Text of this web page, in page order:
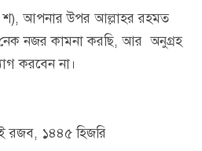
আপনার উপর আল্লাহর রহমত
নজর কামনা করছি, আর অনুগ্রহ
করবেন না।
রজব, ১৪৪৫ হিজরি